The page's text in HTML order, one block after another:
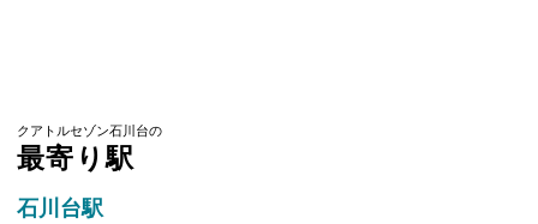
クアトルセゾン石川台の
最寄り駅
石川台駅